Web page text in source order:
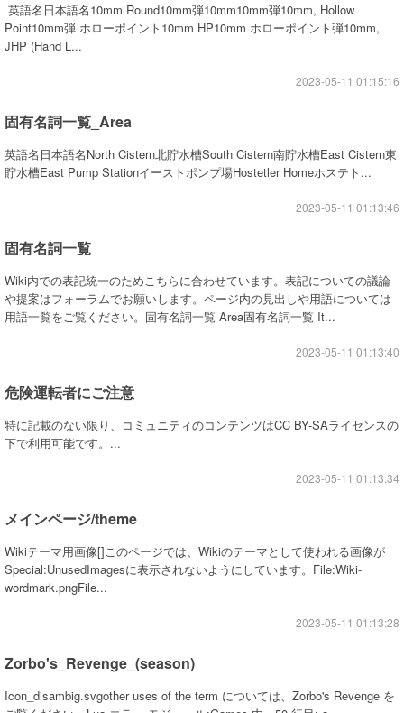
英語名日本語名10mm Round10mm弾10mm10mm弾10mm, Hollow
Point10mm弾 ホローポイント10mm HP10mm ホローポイント弾10mm,
JHP (Hand L...
2023-05-11 01:15:16
固有名詞一覧_Area
英語名日本語名North Cistern北貯水槽South Cistern南貯水槽East Cistern東
貯水槽East Pump Stationイーストポンプ場Hostetler Homeホステト...
2023-05-11 01:13:46
固有名詞一覧
Wiki内での表記統一のためこちらに合わせています。表記についての議論
や提案はフォーラムでお願いします。ページ内の見出しや用語については
用語一覧をご覧ください。固有名詞一覧 Area固有名詞一覧 It...
2023-05-11 01:13:40
危険運転者にご注意
特に記載のない限り、コミュニティのコンテンツはCC BY-SAライセンスの
下で利用可能です。...
2023-05-11 01:13:34
メインページ/theme
Wikiテーマ用画像[]このページでは、Wikiのテーマとして使われる画像が
Special:UnusedImagesに表示されないようにしています。File:Wiki-
wordmark.pngFile...
2023-05-11 01:13:28
Zorbo's_Revenge_(season)
Icon_disambig.svgother uses of the term については、Zorbo's Revenge を